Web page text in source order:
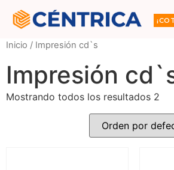
Inicio / Impresión cd`s
Impresión
Mostrando todos los resultados 2